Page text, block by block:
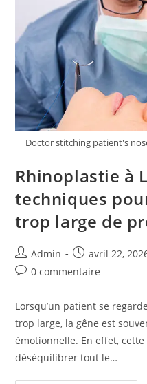
Doctor stitching patient's
Rhinoplastie à
techniques
trop large de
Auteur/autrice
de
Admin
Publication
publiée :
avril 22,
Commentaires
la
publication :
0 commentaire
Lorsqu’un patient se
trop large, la gêne est
émotionnelle. En effet,
déséquilibrer tout le…